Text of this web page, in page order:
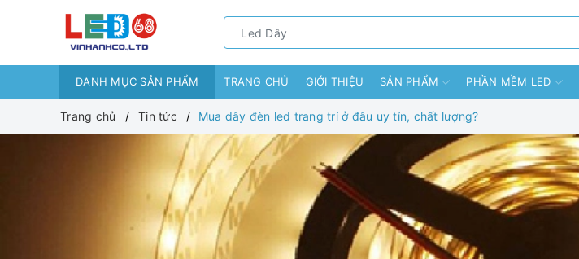
DANH MỤC SẢN PHẨM TRANG CHỦ GIỚI THIỆU SẢN PHẨM PHẦN MỀM LED
Trang chủ Tin tức Mua dây đèn led trang trí ở đâu uy tín, chất lượng?